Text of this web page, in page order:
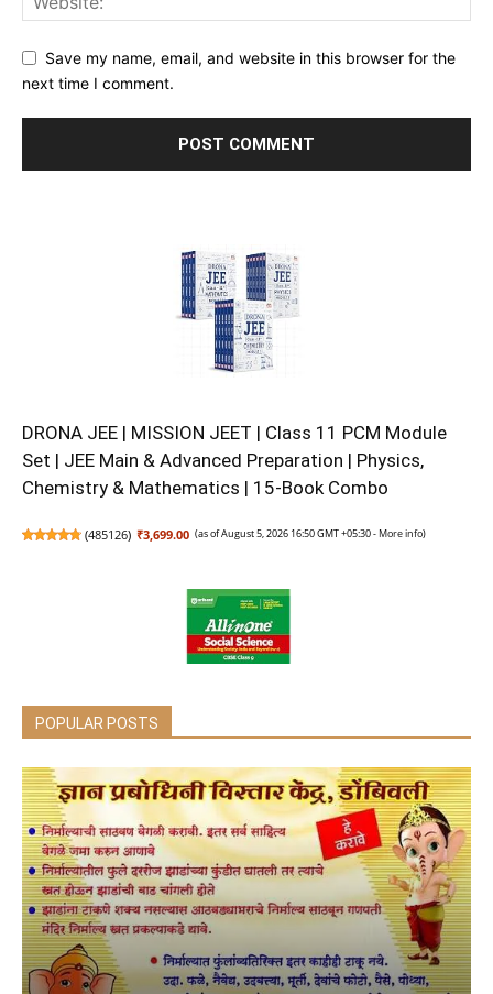
Save my name, email, and website in this browser for the
next time I comment.
DRONA JEE | MISSION JEET | Class 11 PCM Module
Set | JEE Main & Advanced Preparation | Physics,
Chemistry & Mathematics | 15-Book Combo
(485126) ₹3,699.00 (as of August 5, 2026 16:50 GMT +05:30 -More info)
Arihant All in One Social Science (Understanding
Society: India and Beyond – Part I) Class 9 for CBSE
Exam 2026-27 | NCERT Based Complete Theory,
Practice Exercises, CBQs, Sample Papers & Mind
Maps
(4055) ₹282.00 (as of August 5, 2026 16:50 GMT +05:30 - More info)
POPULAR POSTS